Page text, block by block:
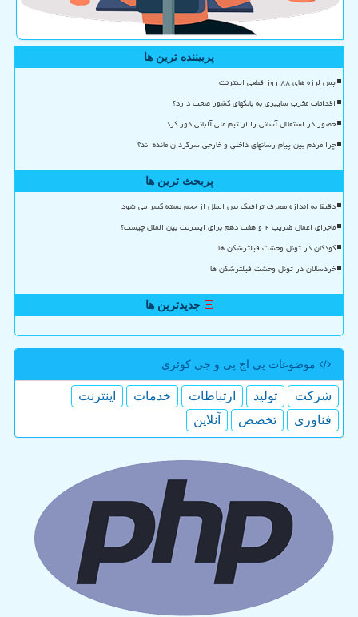
پربیننده ترین ها
پس لرزه های ۸۸ روز قطعی اینترنت
اقدامات مخرب سایبری به بانکهای کشور صحت دارد؟
حضور در استقلال آسانی را از تیم ملی آلبانی دور کرد
چرا مردم بین پیام رسانهای داخلی و خارجی سرگردان مانده اند؟
پربحث ترین ها
دقیقا به اندازه مصرف ترافیک بین الملل از حجم بسته کسر می شود
ماجرای اعمال ضریب ۲ و هفت دهم برای اینترنت بین الملل چیست؟
کودکان در تونل وحشت فیلترشکن ها
خردسالان در تونل وحشت فیلترشکن ها
جدیدترین ها
موضوعات پی اچ پی و جی كوئری
شركت تولید ارتباطات خدمات
اینترنت
فناوری
تخصص آنلاین